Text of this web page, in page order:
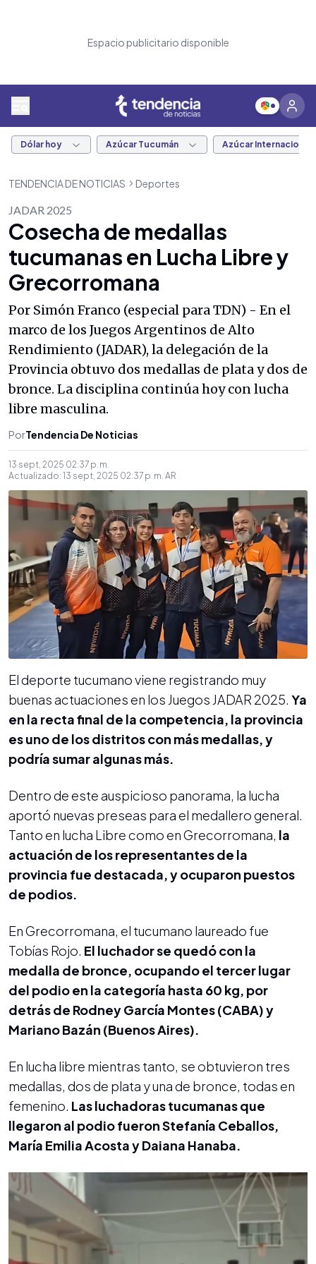
Espacio publicitario disponible
Dólar hoy Azúcar Tucumán Azúcar Internacional
TENDENCIA DE NOTICIAS Deportes
JADAR 2025
Cosecha de medallas
tucumanas en Lucha Libre y
Grecorromana
Por Simón Franco (especial para TDN) - En el
marco de los Juegos Argentinos de Alto
Rendimiento (JADAR), la delegación de la
Provincia obtuvo dos medallas de plata y dos de
bronce. La disciplina continúa hoy con lucha
libre masculina.
PorTendencia De Noticias
13 sept, 2025 02:37 p. m.
Actualizado: 13 sept, 2025 02:37 p. m. AR
El deporte tucumano viene registrando muy
buenas actuaciones en los Juegos JADAR 2025. Ya
en la recta final de la competencia, la provincia
es uno de los distritos con más medallas, y
podría sumar algunas más.
Dentro de este auspicioso panorama, la lucha
aportó nuevas preseas para el medallero general.
Tanto en lucha Libre como en Grecorromana, la
actuación de los representantes de la
provincia fue destacada, y ocuparon puestos
de podios.
En Grecorromana, el tucumano laureado fue
Tobías Rojo. El luchador se quedó con la
medalla de bronce, ocupando el tercer lugar
del podio en la categoría hasta 60 kg, por
detrás de Rodney García Montes (CABA) y
Mariano Bazán (Buenos Aires).
En lucha libre mientras tanto, se obtuvieron tres
medallas, dos de plata y una de bronce, todas en
femenino. Las luchadoras tucumanas que
llegaron al podio fueron Stefanía Ceballos,
María Emilia Acosta y Daiana Hanaba.